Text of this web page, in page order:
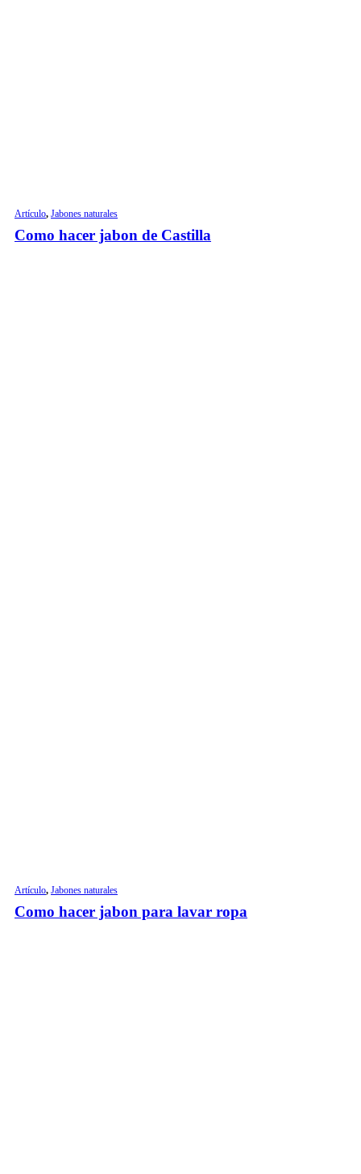
Artículo, Jabones naturales
Como hacer jabon de Castilla
Artículo, Jabones naturales
Como hacer jabon para lavar ropa